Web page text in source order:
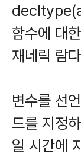
함수에 대
재네릭 람
변수를 선
드를 지정
일 시간에